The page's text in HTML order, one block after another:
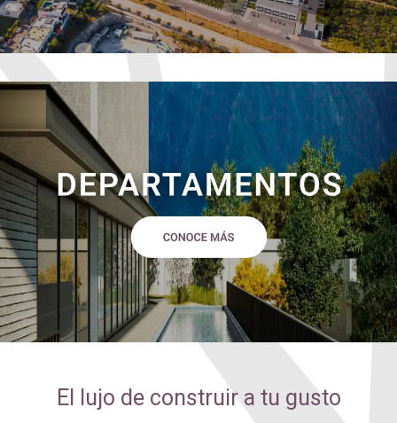
El lujo de construir a tu gusto